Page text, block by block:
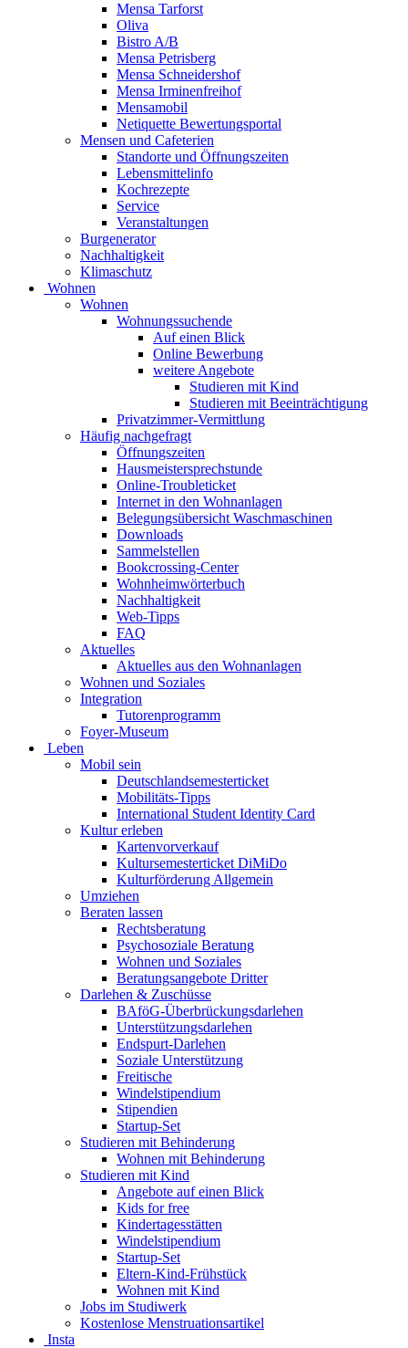
Mensa Tarforst
Oliva
Bistro A/B
Mensa Petrisberg
Mensa Schneidershof
Mensa Irminenfreihof
Mensamobil
Netiquette Bewertungsportal
Mensen und Cafeterien
Standorte und Öffnungszeiten
Lebensmittelinfo
Kochrezepte
Service
Veranstaltungen
Burgenerator
Nachhaltigkeit
Klimaschutz
Wohnen
Wohnen
Wohnungssuchende
Auf einen Blick
Online Bewerbung
weitere Angebote
Studieren mit Kind
Studieren mit Beeinträchtigung
Privatzimmer-Vermittlung
Häufig nachgefragt
Öffnungszeiten
Hausmeistersprechstunde
Online-Troubleticket
Internet in den Wohnanlagen
Belegungsübersicht Waschmaschinen
Downloads
Sammelstellen
Bookcrossing-Center
Wohnheimwörterbuch
Nachhaltigkeit
Web-Tipps
FAQ
Aktuelles
Aktuelles aus den Wohnanlagen
Wohnen und Soziales
Integration
Tutorenprogramm
Foyer-Museum
Leben
Mobil sein
Deutschlandsemesterticket
Mobilitäts-Tipps
International Student Identity Card
Kultur erleben
Kartenvorverkauf
Kultursemesterticket DiMiDo
Kulturförderung Allgemein
Umziehen
Beraten lassen
Rechtsberatung
Psychosoziale Beratung
Wohnen und Soziales
Beratungsangebote Dritter
Darlehen & Zuschüsse
BAföG-Überbrückungsdarlehen
Unterstützungsdarlehen
Endspurt-Darlehen
Soziale Unterstützung
Freitische
Windelstipendium
Stipendien
Startup-Set
Studieren mit Behinderung
Wohnen mit Behinderung
Studieren mit Kind
Angebote auf einen Blick
Kids for free
Kindertagesstätten
Windelstipendium
Startup-Set
Eltern-Kind-Frühstück
Wohnen mit Kind
Jobs im Studiwerk
Kostenlose Menstruationsartikel
Insta